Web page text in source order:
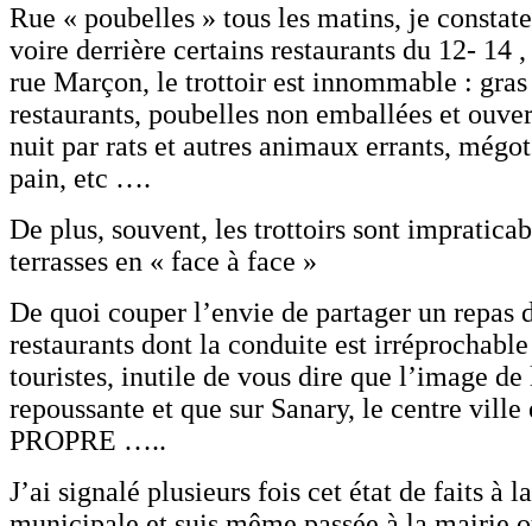
Rue « poubelles » tous les matins, je
voire derrière certains restaurants du 12- 14
rue Marçon, le trottoir est innommable : gras
restaurants, poubelles non emballées et
nuit par rats et autres animaux errants,
pain, etc ….
De plus, souvent, les trottoirs sont
terrasses en « face à face »
De quoi couper l’envie de partager un repas
restaurants dont la conduite est
touristes, inutile de vous dire que l’image de
repoussante et que sur Sanary, le centre
PROPRE …..
J’ai signalé plusieurs fois cet état de faits à